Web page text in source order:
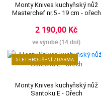
Monty Knives kuchyňský nůž
Masterchef nr.5 - 19 cm - ořech
2 190,00 Kč
ve výrobě (14 dní)
5 LET BROUŠENÍ ZDARMA
Monty Knives kuchyňský nůž
Santoku E - Ořech